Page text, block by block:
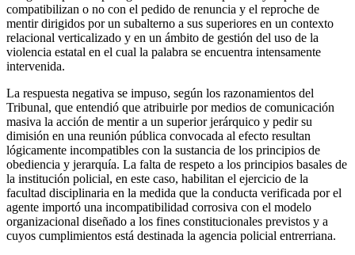
compatibilizan o no con el pedido de renuncia y el reproche de
mentir dirigidos por un subalterno a sus superiores en un contexto
relacional verticalizado y en un ámbito de gestión del uso de la
violencia estatal en el cual la palabra se encuentra intensamente
intervenida.
La respuesta negativa se impuso, según los razonamientos del
Tribunal, que entendió que atribuirle por medios de comunicación
masiva la acción de mentir a un superior jerárquico y pedir su
dimisión en una reunión pública convocada al efecto resultan
lógicamente incompatibles con la sustancia de los principios de
obediencia y jerarquía. La falta de respeto a los principios basales de
la institución policial, en este caso, habilitan el ejercicio de la
facultad disciplinaria en la medida que la conducta verificada por el
agente importó una incompatibilidad corrosiva con el modelo
organizacional diseñado a los fines constitucionales previstos y a
cuyos cumplimientos está destinada la agencia policial entrerriana.